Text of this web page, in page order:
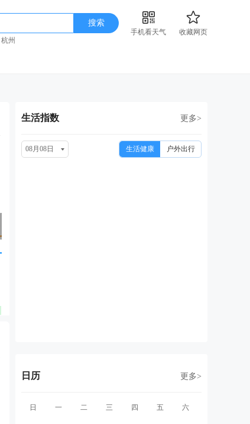
搜索
手机看天气
收藏网页
杭州
周一 周三 周四
生活指数 更多>
08月08日 生活健康 户外出行
日历 更多>
日 一 二 三 四 五 六